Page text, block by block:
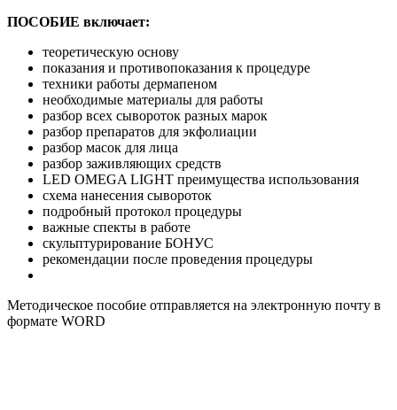
ПОСОБИЕ включает:
теоретическую основу
показания и противопоказания к процедуре
техники работы дермапеном
необходимые материалы для работы
разбор всех сывороток разных марок
разбор препаратов для экфолиации
разбор масок для лица
разбор заживляющих средств
LED OMEGA LIGHT преимущества использования
схема нанесения сывороток
подробный протокол процедуры
важные спекты в работе
скульптурирование БОНУС
рекомендации после проведения процедуры
Методическое пособие отправляется на электронную почту в
формате WORD